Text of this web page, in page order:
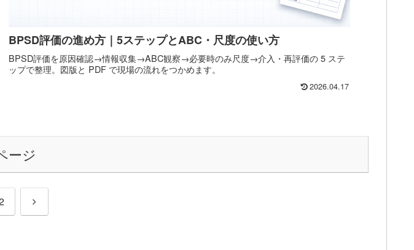
BPSD評価の進め方｜5ステップとABC・尺度の使い方
BPSD評価を原因確認→情報収集→ABC観察→必要時のみ尺度→介入・再評価の 5 ステ
ップで整理。図版と PDF で現場の流れをつかめます。
2026.04.17
ージ
次